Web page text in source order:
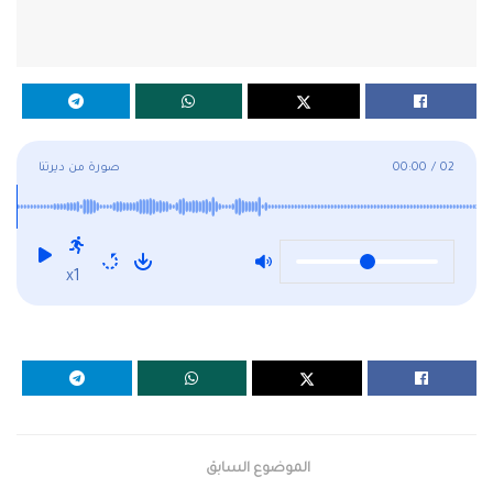
صورة من ديرتنا 00:00 / 02
x1
الموضوع السابق